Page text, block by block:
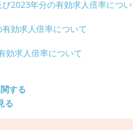
2023年分の有効求人倍率につ
効求人倍率について
効求人倍率について
する
る